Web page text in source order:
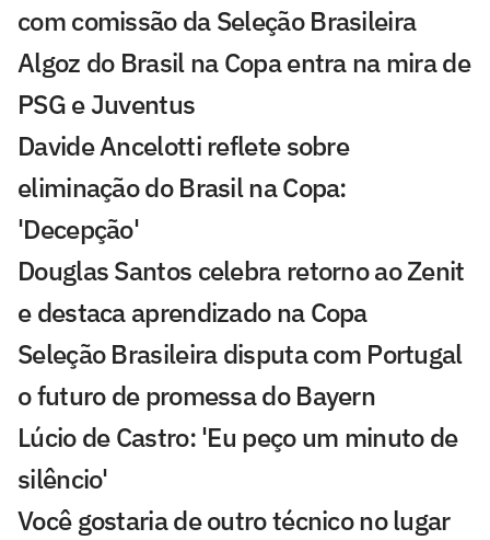
com comissão da Seleção Brasileira
Algoz do Brasil na Copa entra na mira de
PSG e Juventus
Davide Ancelotti reflete sobre
eliminação do Brasil na Copa:
'Decepção'
Douglas Santos celebra retorno ao Zenit
e destaca aprendizado na Copa
Seleção Brasileira disputa com Portugal
o futuro de promessa do Bayern
Lúcio de Castro: 'Eu peço um minuto de
silêncio'
Você gostaria de outro técnico no lugar